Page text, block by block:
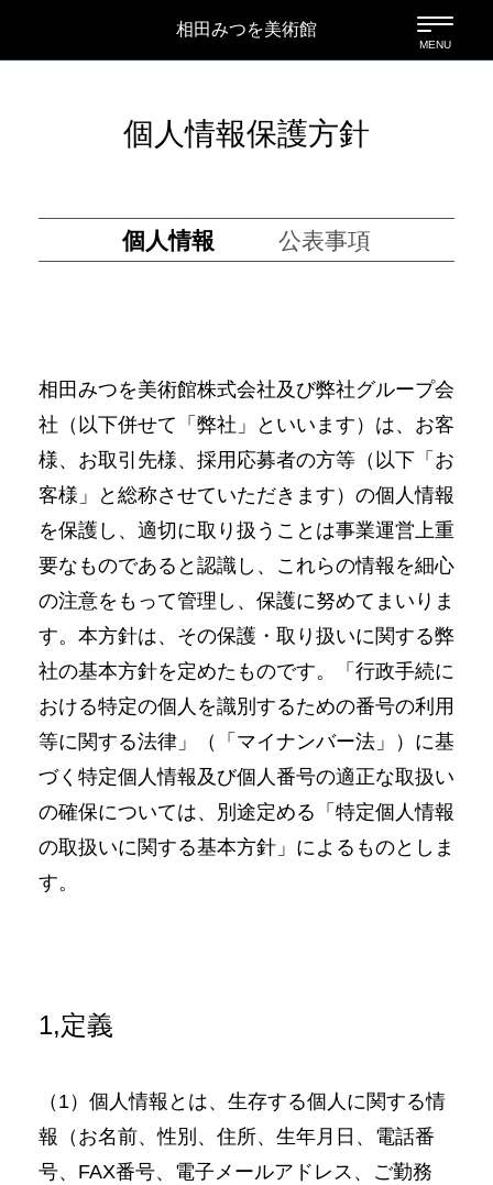
相田みつを美術館
個人情報保護方針
個人情報 公表事項
相田みつを美術館株式会社及び弊社グループ会
社（以下併せて「弊社」といいます）は、お客
様、お取引先様、採用応募者の方等（以下「お
客様」と総称させていただきます）の個人情報
を保護し、適切に取り扱うことは事業運営上重
要なものであると認識し、これらの情報を細心
の注意をもって管理し、保護に努めてまいりま
す。本方針は、その保護・取り扱いに関する弊
社の基本方針を定めたものです。「行政手続に
おける特定の個人を識別するための番号の利用
等に関する法律」（「マイナンバー法」）に基
づく特定個人情報及び個人番号の適正な取扱い
の確保については、別途定める「特定個人情報
の取扱いに関する基本方針」によるものとしま
す。
1,定義
（1）個人情報とは、生存する個人に関する情
報（お名前、性別、住所、生年月日、電話番
号、FAX番号、電子メールアドレス、ご勤務